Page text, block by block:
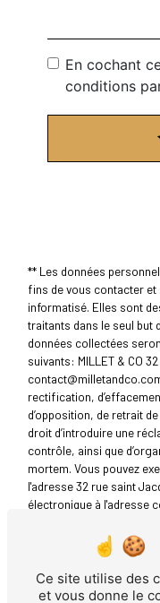
En cochant
conditions
** Les données
fins de vous contacter
informatisé. Elles sont
traitants dans le seul but
données collectées
suivants: MILLET & CO
rectification,
d’opposition, de retrait
droit d’introduire une
contrôle, ainsi que
mortem. Vous pouvez
l'adresse 32 rue saint
électronique à l'adresse
d'identité pourra vous
données pendant la
durée de prescription
contentieux. Vous avez
d'opposition au
Ce site utilise des
et vous donne le